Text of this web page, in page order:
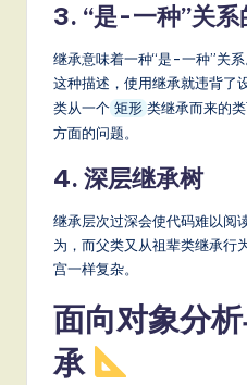
3. “是-一种”关系
继承意味着一种“是-一种”关
这种描述，使用继承就违背了
类从一个 矩形 类继承而来的
方面的问题。
4. 深层继承树
继承层次过深会使代码难以阅
为，而父类又从祖辈类继承行
宫一样复杂。
面向对象分
承